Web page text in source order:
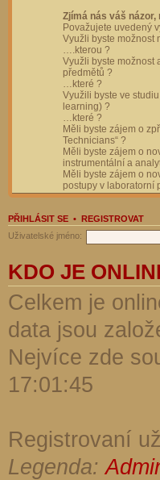
Zjímá nás váš
Považujete uvedený
Využli byste možnost
….kterou ?
Využli byste možnost
předmětů ?
…které ?
Využili byste ve
learning) ?
…které ?
Měli byste zájem o
Technicians“ ?
Měli byste zájem o
instrumentální a
Měli byste zájem o
postupy v laboratorní
PŘIHLÁSIT SE • REGISTROVAT
Uživatelské jméno:
KDO JE
Celkem je
data jsou
Nejvíce zde
17:01:45
Registrovaní
Legenda: